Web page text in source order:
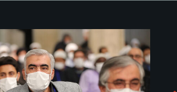
าอะฮ์ลุลบัยต์โลก เข้าพบท่านผู้นำ
าม